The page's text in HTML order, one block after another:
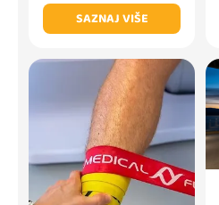
SAZNAJ VIŠE